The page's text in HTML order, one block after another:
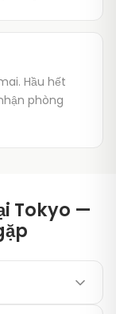
Hầu hết
phòng
Tokyo —